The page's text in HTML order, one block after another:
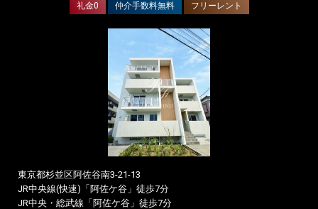
礼金0 仲介手数料無料 フリーレント
東京都杉並区阿佐谷南3-21-13
JR中央線(快速)「阿佐ケ谷」徒歩7分
JR中央・総武線「阿佐ケ谷」徒歩7分